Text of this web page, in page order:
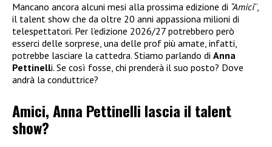
Mancano ancora alcuni mesi alla prossima edizione di “Amici“,
il talent show che da oltre 20 anni appassiona milioni di
telespettatori. Per l’edizione 2026/27 potrebbero però
esserci delle sorprese, una delle prof più amate, infatti,
potrebbe lasciare la cattedra. Stiamo parlando di Anna
Pettinelli. Se così fosse, chi prenderà il suo posto? Dove
andrà la conduttrice?
Amici, Anna Pettinelli lascia il talent
show?